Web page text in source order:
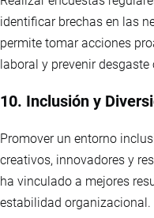
identificar brechas en las
permite tomar acciones
laboral y prevenir
10. Inclusión y
Promover un entorno
creativos, innovadores y
ha vinculado a mejores
estabilidad organizacional.